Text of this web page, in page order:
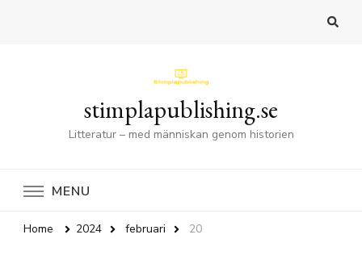
stimplapublishing.se
Litteratur – med människan genom historien
MENU
Home 2024 februari 20